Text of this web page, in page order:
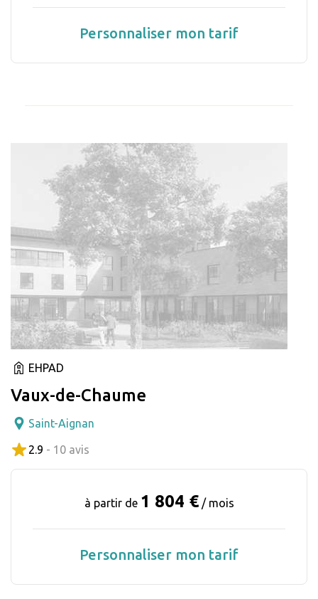
Personnaliser mon tarif
EHPAD
Vaux-de-Chaume
Saint-Aignan
2.9 - 10 avis
à partir de 1 804 € / mois
Personnaliser mon tarif